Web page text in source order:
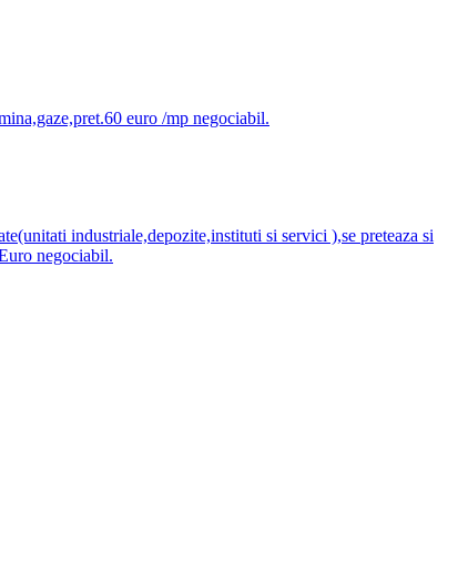
euro /mp negociabil.
industriale,depozite,instituti si servici ),se preteaza si
negociabil.